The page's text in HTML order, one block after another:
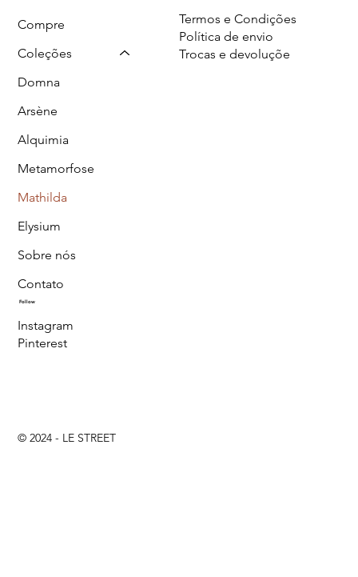
Compre
Coleções
Domna
Arsène
Alquimia
Metamorfose
Mathilda
Elysium
Sobre nós
Contato
Termos e Condições
Política de envio
Trocas e devoluçõe
Follow
Instagram
Pinterest
© 2024 - LE STREET